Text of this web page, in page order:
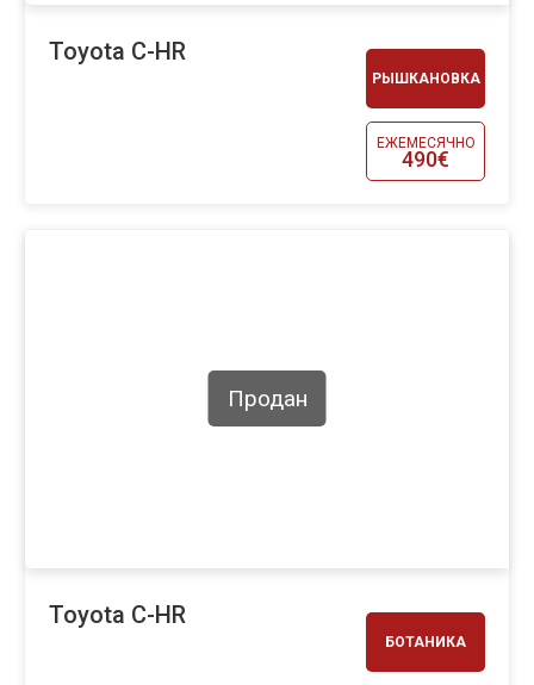
РЫШКАНОВКА
ЕЖЕМЕСЯЧНО
490€
Toyota C-HR
БОТАНИКА
Продан
Toyota C-HR